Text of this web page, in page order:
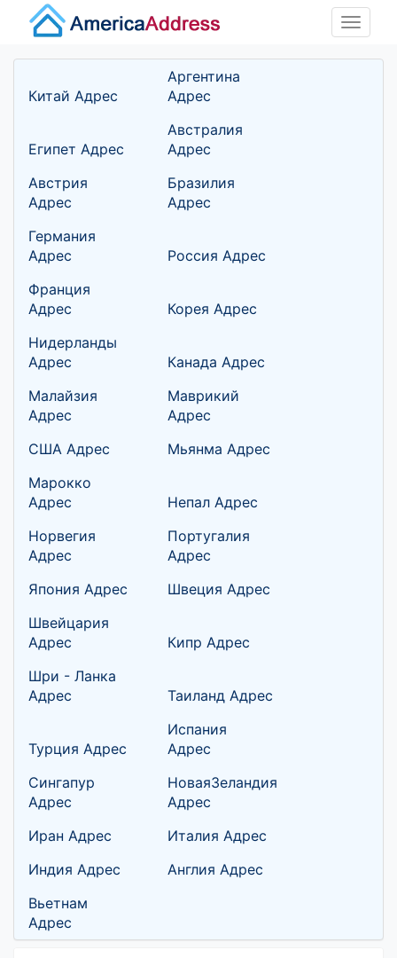
Toggle
Китай Адрес
Аргентина
Адрес
Египет Адрес
Австралия
Адрес
Австрия
Адрес
Бразилия
Адрес
Германия
Адрес
Россия Адрес
Франция
Адрес
Корея Адрес
Нидерланды
Адрес
Канада Адрес
Малайзия
Адрес
Маврикий
Адрес
США Адрес
Мьянма Адрес
Марокко
Адрес
Непал Адрес
Норвегия
Адрес
Португалия
Адрес
Япония Адрес
Швеция Адрес
Швейцария
Адрес
Кипр Адрес
Шри - Ланка
Адрес
Таиланд Адрес
Турция Адрес
Испания
Адрес
Сингапур
Адрес
НоваяЗеландия
Адрес
Иран Адрес
Италия Адрес
Индия Адрес
Англия Адрес
Вьетнам
Адрес